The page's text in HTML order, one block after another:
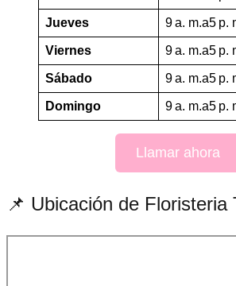
Jueves 9 a. m.a5 p.
Viernes 9 a. m.a5 p.
Sábado 9 a. m.a5 p.
Domingo 9 a. m.a5 p.
Llamar ahora
📌 Ubicación de Floristeria